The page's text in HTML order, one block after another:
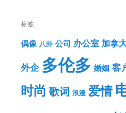
标签
偶像 八卦 公司 办公室 加拿
外企 多伦多 婚姻 客
时尚 歌词 浪漫 爱情